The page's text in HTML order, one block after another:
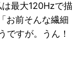
最大120Hzで描
お前そんな繊細
ですが。うん！